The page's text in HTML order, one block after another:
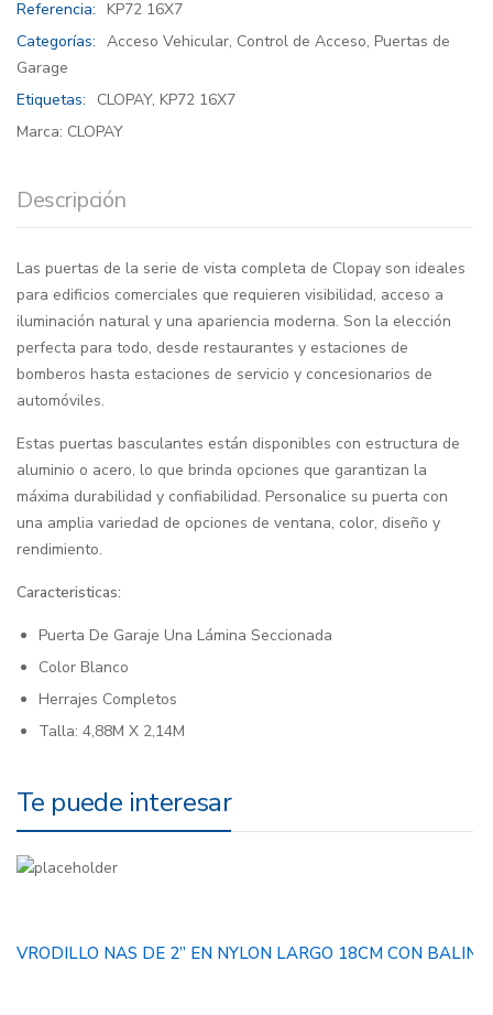
Referencia: KP72 16X7
Categorías: Acceso Vehicular, Control de Acceso, Puertas de
Garage
Etiquetas:
CLOPAY, KP72 16X7
Marca: CLOPAY
Descripción
Las puertas de la serie de vista completa de Clopay son ideales
para edificios comerciales que requieren visibilidad, acceso a
iluminación natural y una apariencia moderna. Son la elección
perfecta para todo, desde restaurantes y estaciones de
bomberos hasta estaciones de servicio y concesionarios de
automóviles.
Estas puertas basculantes están disponibles con estructura de
aluminio o acero, lo que brinda opciones que garantizan la
máxima durabilidad y confiabilidad. Personalice su puerta con
una amplia variedad de opciones de ventana, color, diseño y
rendimiento.
Caracteristicas:
Puerta De Garaje Una Lámina Seccionada
Color Blanco
Herrajes Completos
Talla: 4,88M X 2,14M
Te puede interesar
VRODILLO NAS DE 2” EN NYLON LARGO 18CM CON